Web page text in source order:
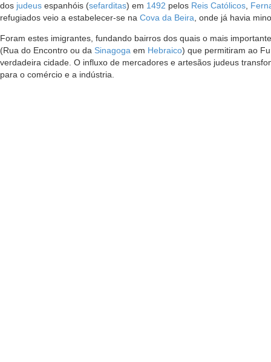
dos judeus espanhóis (sefarditas) em 1492 pelos Reis Católicos
refugiados veio a estabelecer-se na Cova da Beira , onde já havia
Foram estes imigrantes, fundando bairros dos quais o mais
(Rua do Encontro ou da Sinagoga em Hebraico) que permitiram ao
verdadeira cidade. O influxo de mercadores e artesãos judeus
para o comércio e a indústria.